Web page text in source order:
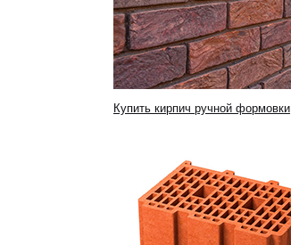
Купить кирпич ручной формовки